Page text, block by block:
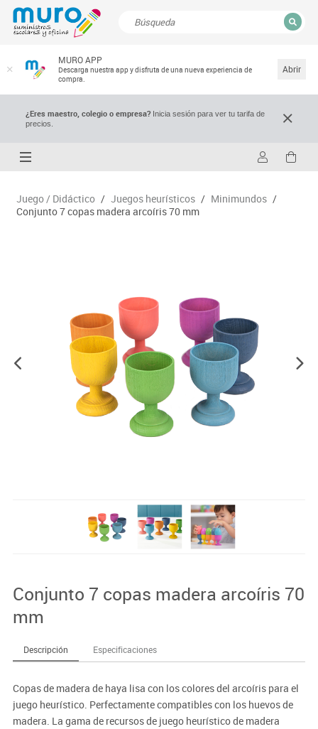
MURO APP
Descarga nuestra app y disfruta de una nueva experiencia de
compra.
Abrir
¿Eres maestro, colegio o empresa?Inicia sesión para ver tu tarifa de
precios.
Juego / Didáctico / Juegos heurísticos / Minimundos /
Conjunto 7 copas madera arcoíris 70 mm
Conjunto 7 copas madera arcoíris 70
mm
Descripción Especificaciones
Copas de madera de haya lisa con los colores del arcoíris para el
juego heurístico. Perfectamente compatibles con los huevos de
madera. La gama de recursos de juego heurístico de madera